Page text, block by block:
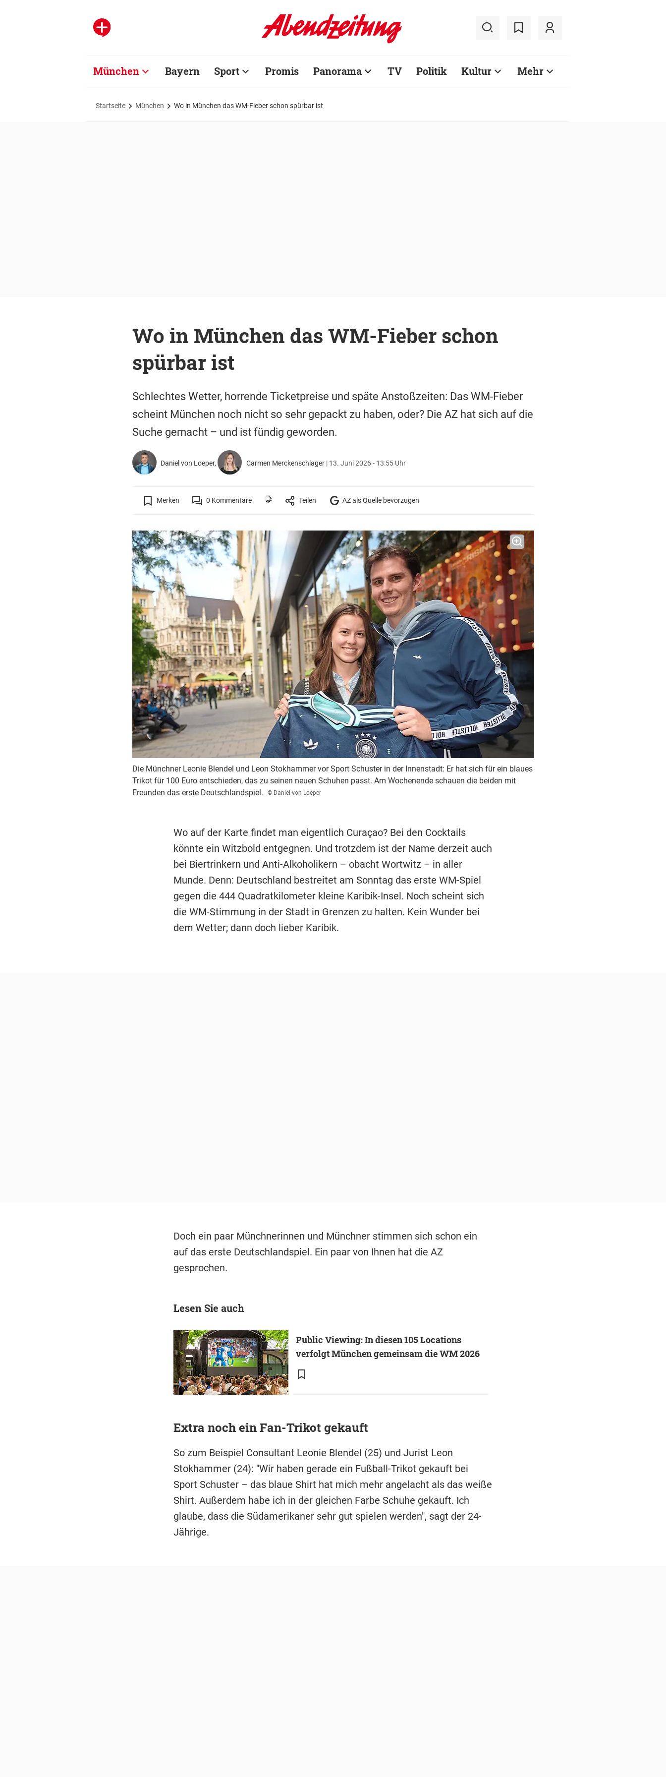
München Bayern Sport Promis Panorama TV Politik Kultur Mehr
Startseite München Wo in München das WM-Fieber schon spürbar ist
Wo in München das WM-Fieber schon
spürbar ist
Schlechtes Wetter, horrende Ticketpreise und späte Anstoßzeiten: Das WM-Fieber
scheint München noch nicht so sehr gepackt zu haben, oder? Die AZ hat sich auf die
Suche gemacht – und ist fündig geworden.
Daniel von Loeper, Carmen Merckenschlager | 13. Juni 2026 - 13:55 Uhr
Merken 0 Kommentare Teilen AZ als Quelle bevorzugen
Die Münchner Leonie Blendel und Leon Stokhammer vor Sport Schuster in der Innenstadt: Er hat sich für ein blaues
Trikot für 100 Euro entschieden, das zu seinen neuen Schuhen passt. Am Wochenende schauen die beiden mit
Freunden das erste Deutschlandspiel.
© Daniel von Loeper
Wo auf der Karte findet man eigentlich Curaçao? Bei den Cocktails
könnte ein Witzbold entgegnen. Und trotzdem ist der Name derzeit auch
bei Biertrinkern und Anti-Alkoholikern – obacht Wortwitz – in aller
Munde. Denn: Deutschland bestreitet am Sonntag das erste WM-Spiel
gegen die 444 Quadratkilometer kleine Karibik-Insel. Noch scheint sich
die WM-Stimmung in der Stadt in Grenzen zu halten. Kein Wunder bei
dem Wetter; dann doch lieber Karibik.
Doch ein paar Münchnerinnen und Münchner stimmen sich schon ein
auf das erste Deutschlandspiel. Ein paar von Ihnen hat die AZ
gesprochen.
Lesen Sie auch
Public Viewing: In diesen 105 Locations
verfolgt München gemeinsam die WM 2026
Extra noch ein Fan-Trikot gekauft
So zum Beispiel Consultant Leonie Blendel (25) und Jurist Leon
Stokhammer (24): "Wir haben gerade ein Fußball-Trikot gekauft bei
Sport Schuster – das blaue Shirt hat mich mehr angelacht als das weiße
Shirt. Außerdem habe ich in der gleichen Farbe Schuhe gekauft. Ich
glaube, dass die Südamerikaner sehr gut spielen werden", sagt der 24-
Jährige.